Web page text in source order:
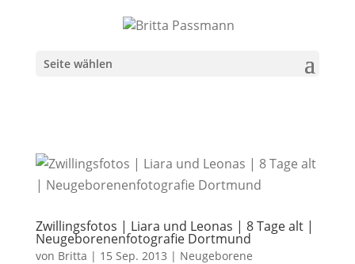
Seite wählen
Zwillingsfotos | Liara und Leonas | 8 Tage alt |
Neugeborenenfotografie Dortmund
von Britta | 15 Sep. 2013 | Neugeborene